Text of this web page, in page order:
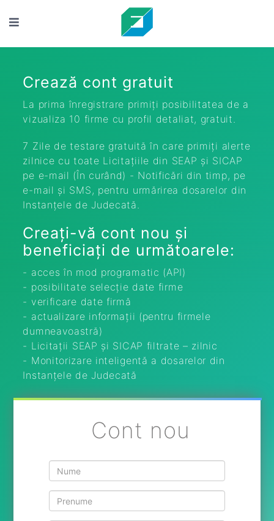
Crează cont gratuit
La prima înregistrare primiți posibilitatea de a
vizualiza 10 firme cu profil detaliat, gratuit.
7 Zile de testare gratuită în care primiți alerte
zilnice cu toate Licitațiile din SEAP și SICAP
pe e-mail (În curând) - Notificări din timp, pe
e-mail și SMS, pentru urmărirea dosarelor din
Instanțele de Judecată.
Creați-vă cont nou și
beneficiați de următoarele:
- acces în mod programatic (API)
- posibilitate selecție date firme
- verificare date firmă
- actualizare informații (pentru firmele
dumneavoastră)
- Licitații SEAP și SICAP filtrate – zilnic
- Monitorizare inteligentă a dosarelor din
Instanțele de Judecată
Cont nou